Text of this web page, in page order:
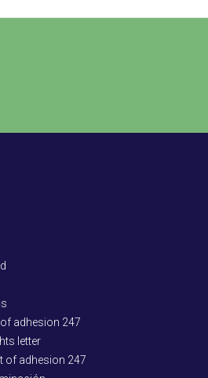
adhesion 247
letter
of adhesion 247